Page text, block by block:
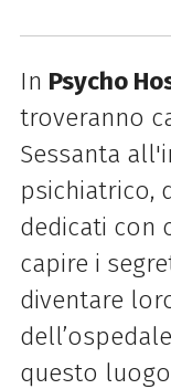
In Psycho
troveranno
Sessanta
psichiatrico,
dedicati con
capire i
diventare
questo